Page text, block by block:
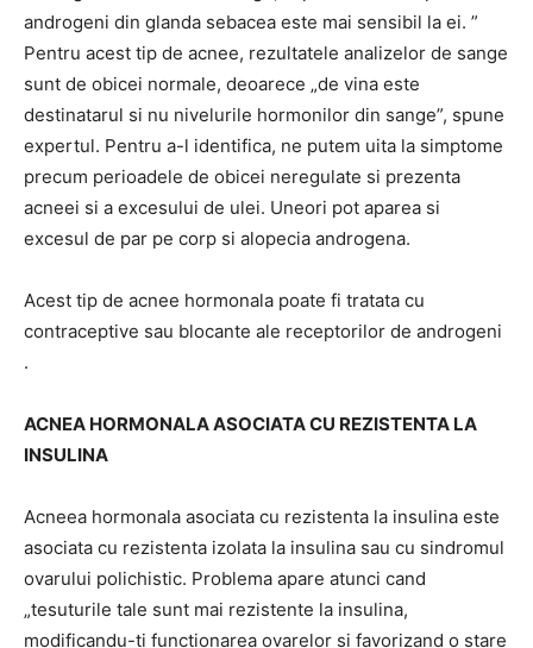
androgeni din glanda sebacea este mai sensibil la ei. ”
Pentru acest tip de acnee, rezultatele analizelor de sange
sunt de obicei normale, deoarece „de vina este
destinatarul si nu nivelurile hormonilor din sange”, spune
expertul. Pentru a-l identifica, ne putem uita la simptome
precum perioadele de obicei neregulate si prezenta
acneei si a excesului de ulei. Uneori pot aparea si
excesul de par pe corp si alopecia androgena.
Acest tip de acnee hormonala poate fi tratata cu
contraceptive sau blocante ale receptorilor de androgeni
.
ACNEA HORMONALA ASOCIATA CU REZISTENTA LA
INSULINA
Acneea hormonala asociata cu rezistenta la insulina este
asociata cu rezistenta izolata la insulina sau cu sindromul
ovarului polichistic. Problema apare atunci cand
„tesuturile tale sunt mai rezistente la insulina,
modificandu-ti functionarea ovarelor si favorizand o stare